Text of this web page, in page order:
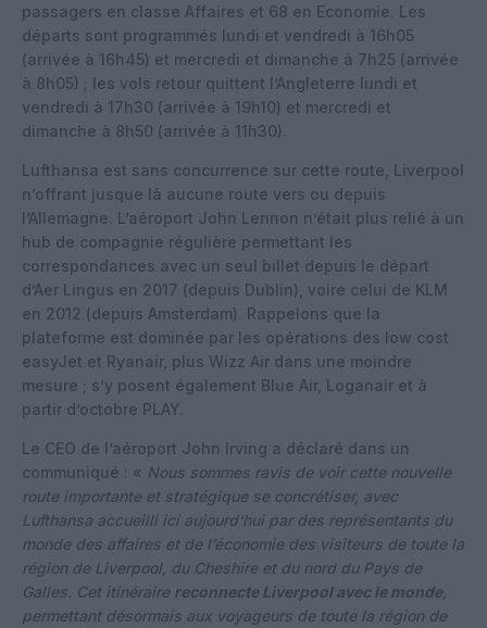
passagers en classe Affaires et 68 en Economie. Les
départs sont programmés lundi et vendredi à 16h05
(arrivée à 16h45) et mercredi et dimanche à 7h25 (arrivée
à 8h05) ; les vols retour quittent l’Angleterre lundi et
vendredi à 17h30 (arrivée à 19h10) et mercredi et
dimanche à 8h50 (arrivée à 11h30).
Lufthansa est sans concurrence sur cette route, Liverpool
n’offrant jusque là aucune route vers ou depuis
l’Allemagne. L’aéroport John Lennon n’était plus relié à un
hub de compagnie régulière permettant les
correspondances avec un seul billet depuis le départ
d’Aer Lingus en 2017 (depuis Dublin), voire celui de KLM
en 2012 (depuis Amsterdam). Rappelons que la
plateforme est dominée par les opérations des low cost
easyJet et Ryanair, plus Wizz Air dans une moindre
mesure ; s’y posent également Blue Air, Loganair et à
partir d’octobre PLAY.
Le CEO de l’aéroport John Irving a déclaré dans un
communiqué : « Nous sommes ravis de voir cette nouvelle
route importante et stratégique se concrétiser, avec
Lufthansa accueilli ici aujourd’hui par des représentants du
monde des affaires et de l’économie des visiteurs de toute la
région de Liverpool, du Cheshire et du nord du Pays de
Galles. Cet itinéraire reconnecte Liverpool avec le monde,
permettant désormais aux voyageurs de toute la région de